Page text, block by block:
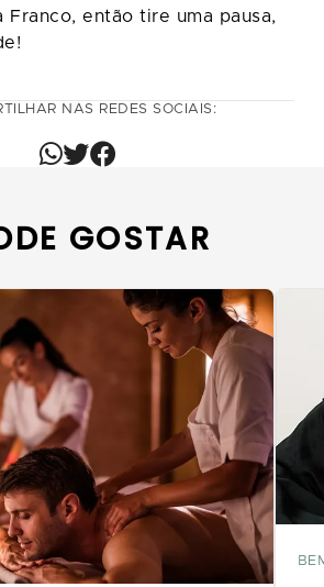
Franco, então tire uma pausa,
NAS REDES SOCIAIS:
GOSTAR